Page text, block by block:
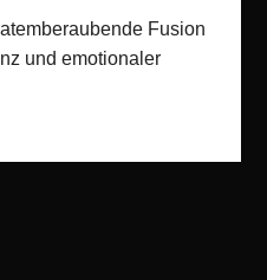
Fusion
und emotionaler